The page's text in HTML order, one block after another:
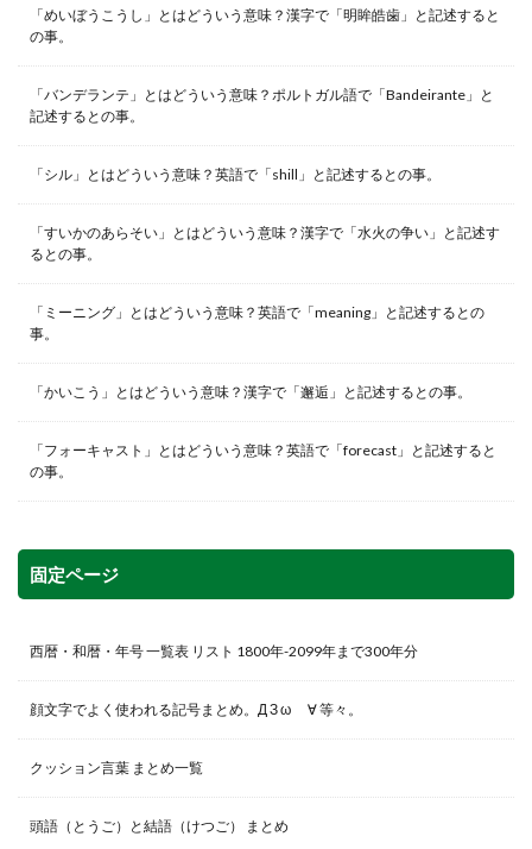
「めいぼうこうし」とはどういう意味？漢字で「明眸皓歯」と記述すると
の事。
「バンデランテ」とはどういう意味？ポルトガル語で「Bandeirante」と
記述するとの事。
「シル」とはどういう意味？英語で「shill」と記述するとの事。
「すいかのあらそい」とはどういう意味？漢字で「水火の争い」と記述す
るとの事。
「ミーニング」とはどういう意味？英語で「meaning」と記述するとの
事。
「かいこう」とはどういう意味？漢字で「邂逅」と記述するとの事。
「フォーキャスト」とはどういう意味？英語で「forecast」と記述すると
の事。
固定ページ
西暦・和暦・年号 一覧表 リスト 1800年-2099年まで300年分
顔文字でよく使われる記号まとめ。Д З ω ゞ∀ 等々。
クッション言葉 まとめ一覧
頭語（とうご）と結語（けつご） まとめ